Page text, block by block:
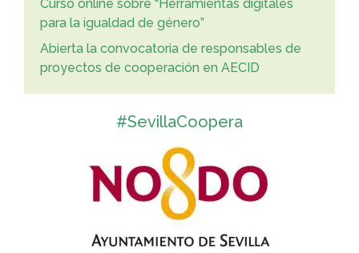
Curso online sobre “Herramientas digitales
para la igualdad de género”
Abierta la convocatoria de responsables de
proyectos de cooperación en AECID
#SevillaCoopera